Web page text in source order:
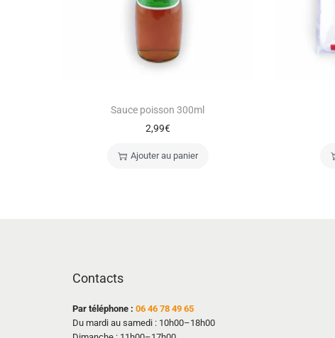
Sauce poisson 300ml
2,99€
Ajouter au panier
Contacts
Par téléphone : 06 46 78 49 65
Du mardi au samedi : 10h00–18h00